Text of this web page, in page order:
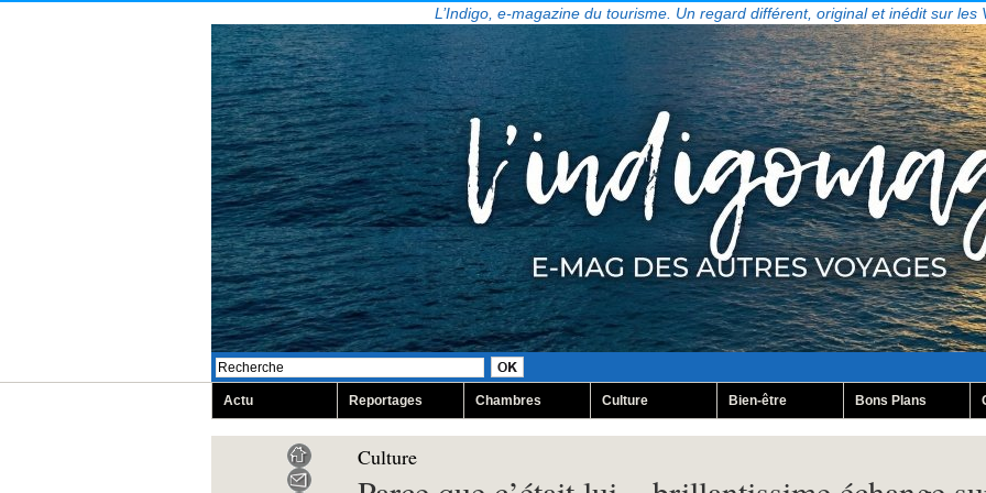
L’Indigo, e-magazine du tourisme. Un regard différent, original et inédit sur les
Actu Reportages Chambres Culture Bien-être Bons Plans
Culture